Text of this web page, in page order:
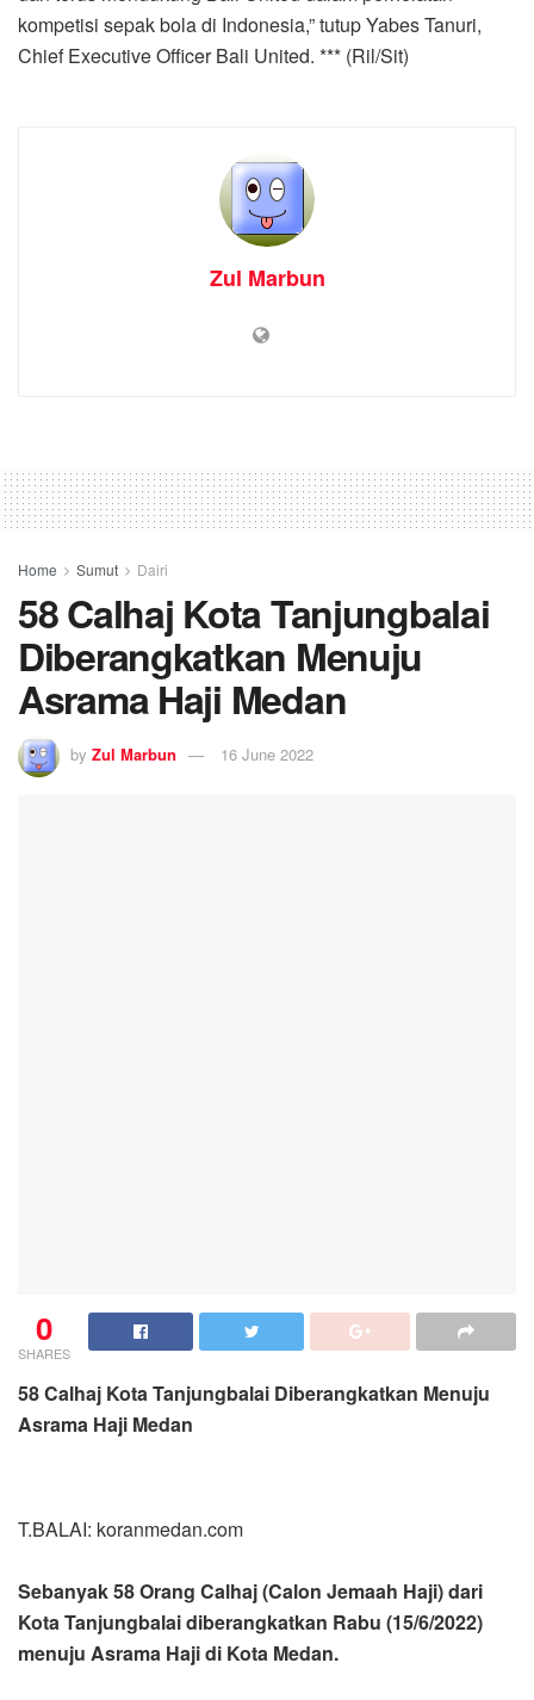
kompetisi sepak bola di Indonesia,” tutup Yabes Tanuri,
Chief Executive Officer Bali United. *** (Ril/Sit)
Zul Marbun
Home Sumut Dairi
58 Calhaj Kota Tanjungbalai
Diberangkatkan Menuju
Asrama Haji Medan
by Zul Marbun 16 June 2022
0
SHARES
58 Calhaj Kota Tanjungbalai Diberangkatkan Menuju
Asrama Haji Medan
T.BALAI: koranmedan.com
Sebanyak 58 Orang Calhaj (Calon Jemaah Haji) dari
Kota Tanjungbalai diberangkatkan Rabu (15/6/2022)
menuju Asrama Haji di Kota Medan.